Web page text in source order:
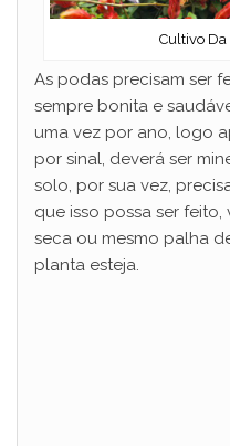
Cultivo
As podas precisam ser
sempre bonita e
uma vez por ano, logo
por sinal, deverá ser
solo, por sua vez,
que isso possa ser
seca ou mesmo palha
planta esteja.